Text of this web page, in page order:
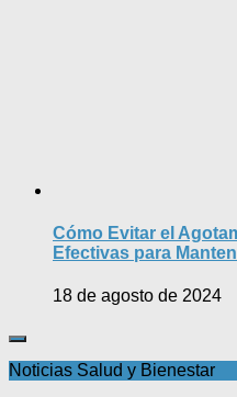
Cómo Evitar el
Efectivas para
18 de agosto de 2024
Noticias Salud y Bienestar